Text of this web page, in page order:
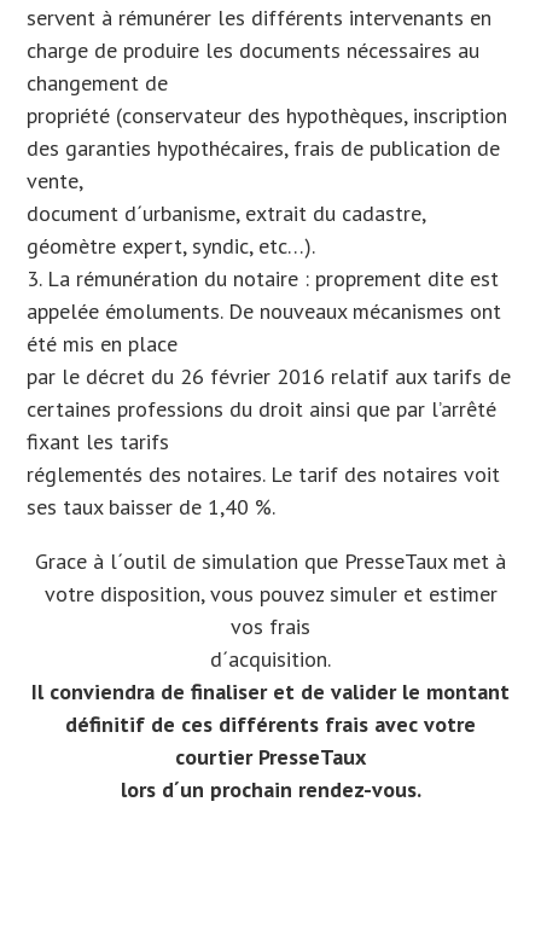
servent à rémunérer les différents intervenants en
charge de produire les documents nécessaires au
changement de
propriété (conservateur des hypothèques, inscription
des garanties hypothécaires, frais de publication de
vente,
document d´urbanisme, extrait du cadastre,
géomètre expert, syndic, etc…).
3. La rémunération du notaire : proprement dite est
appelée émoluments. De nouveaux mécanismes ont
été mis en place
par le décret du 26 février 2016 relatif aux tarifs de
certaines professions du droit ainsi que par l’arrêté
fixant les tarifs
réglementés des notaires. Le tarif des notaires voit
ses taux baisser de 1,40 %.
Grace à l´outil de simulation que PresseTaux met à
votre disposition, vous pouvez simuler et estimer
vos frais
d´acquisition.
Il conviendra de finaliser et de valider le montant
définitif de ces différents frais avec votre
courtier PresseTaux
lors d´un prochain rendez-vous.